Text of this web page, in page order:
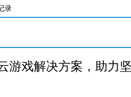
录
游戏解决方案，助力